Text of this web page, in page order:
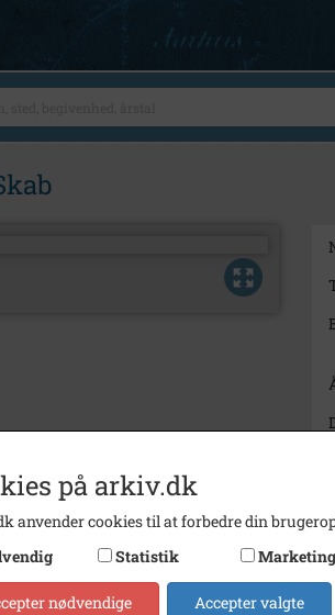
på arkiv.dk
anvender cookies til at forbedre din
Statistik Marketing
nødvendige Accepter valgte